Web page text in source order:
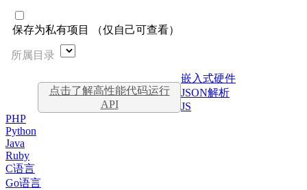
保存为私有项目 （仅自己可查看）
所属目录
点击了解高性能代码运行
API
嵌入式硬件
JSON解析
JS
PHP
Python
Java
Ruby
C语言
Go语言